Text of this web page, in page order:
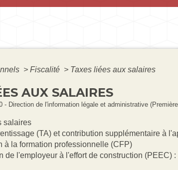
> Fiscalité > Taxes liées aux salaires
AUX SALAIRES
- Direction de l'information légale et administrative
salaires
(TA) et contribution supplémentaire à
à la formation professionnelle (CFP)
de l'employeur à l'effort de construction (PEEC)